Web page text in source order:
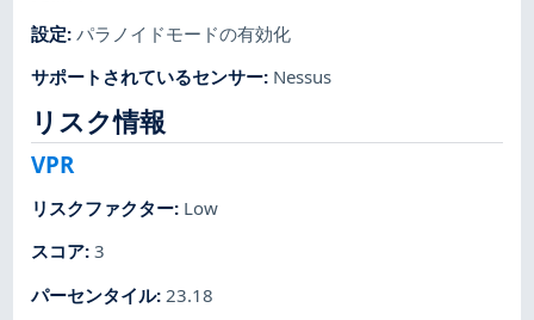
設定:パラノイドモードの有効化
サポートされているセンサー: Nessus
リスク情報
VPR
リスクファクター: Low
スコア:3
パーセンタイル: 23.18